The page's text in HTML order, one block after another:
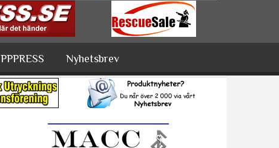
PPPRESS Nyhetsbrev